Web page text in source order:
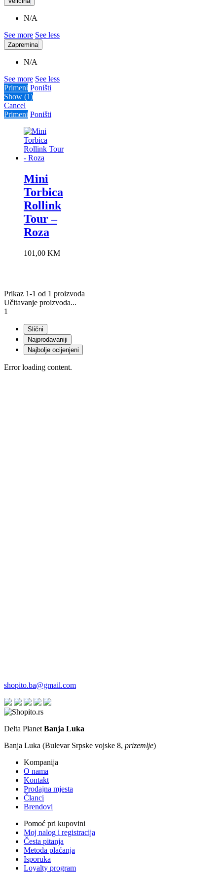
N/A
See more See less
Zapremina
N/A
See more See less
Primeni Poništi
Show (1)
Cancel
Primeni Poništi
Mini
Torbica
Rollink
Tour –
Roza
101,00 KM
Prikaz 1-1 od 1 proizvoda
Učitavanje proizvoda...
1
Slični
Najprodavaniji
Najbolje ocijenjeni
Error loading content.
shopito.ba@gmail.com
Delta Planet Banja Luka
Banja Luka (Bulevar Srpske vojske 8, prizemlje)
Kompanija
O nama
Kontakt
Prodajna mjesta
Članci
Brendovi
Pomoć pri kupovini
Moj nalog i registracija
Česta pitanja
Metoda plaćanja
Isporuka
Loyalty program